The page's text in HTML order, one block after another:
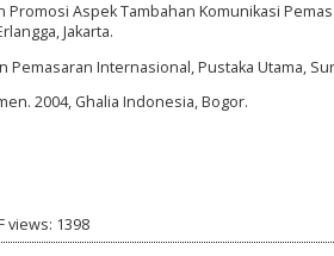
Promosi Aspek Tambahan Komunikasi
Jakarta.
Pemasaran Internasional, Pustaka Utama,
2004, Ghalia Indonesia, Bogor.
views: 1398